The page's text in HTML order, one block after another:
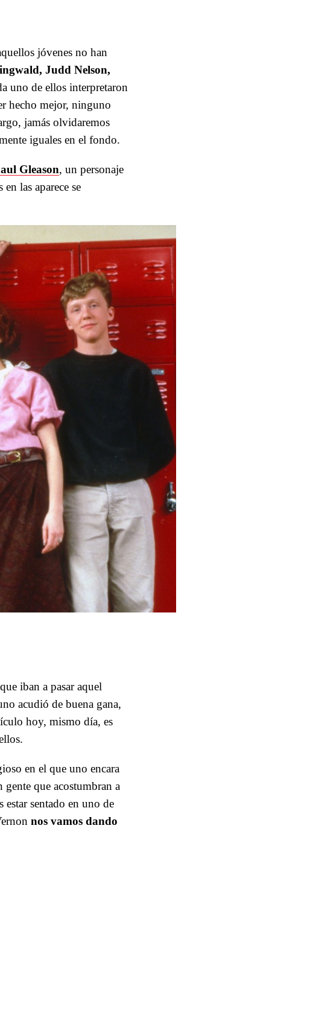
jóvenes no han
Judd Nelson,
uno de ellos interpretaron
hecho mejor, ninguno
jamás olvidaremos
iguales en el fondo.
Gleason, un personaje
las aparece se
iban a pasar aquel
acudió de buena gana,
hoy, mismo día, es
en el que uno encara
que acostumbran a
estar sentado en uno de
nos vamos dando